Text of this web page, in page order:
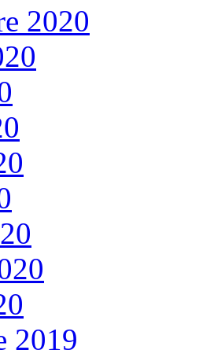
2020
2019